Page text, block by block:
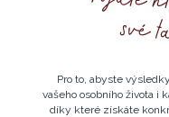
Pro to, abyste
vašeho osobního života i
díky které získáte